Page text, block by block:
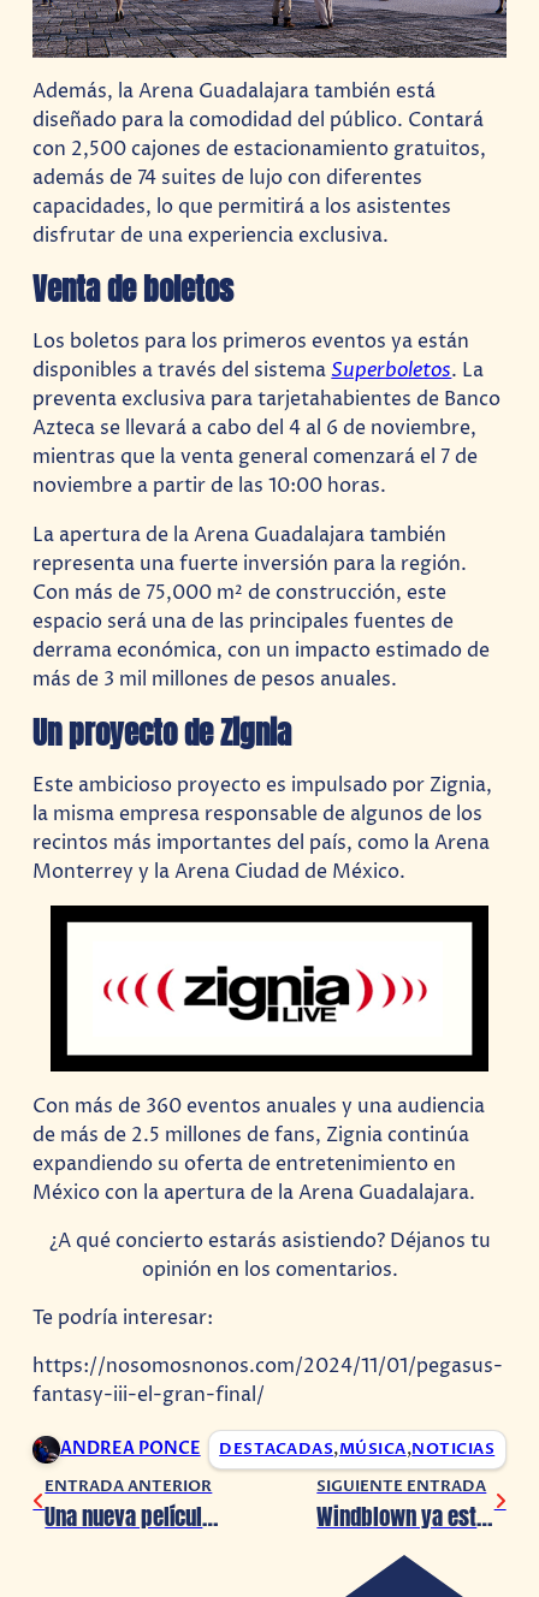
Además, la Arena Guadalajara también está
diseñado para la comodidad del público. Contará
con 2,500 cajones de estacionamiento gratuitos,
además de 74 suites de lujo con diferentes
capacidades, lo que permitirá a los asistentes
disfrutar de una experiencia exclusiva.
Venta de boletos
Los boletos para los primeros eventos ya están
disponibles a través del sistemaSuperboletos. La
preventa exclusiva para tarjetahabientes de Banco
Azteca se llevará a cabo del 4 al 6 de noviembre,
mientras que la venta general comenzará el 7 de
noviembre a partir de las 10:00 horas.
La apertura de la Arena Guadalajara también
representa una fuerte inversión para la región.
Con más de 75,000 m² de construcción, este
espacio será una de las principales fuentes de
derrama económica, con un impacto estimado de
más de 3 mil millones de pesos anuales.
Un proyecto de Zignia
Este ambicioso proyecto es impulsado por Zignia,
la misma empresa responsable de algunos de los
recintos más importantes del país, como la Arena
Monterrey y la Arena Ciudad de México.
Con más de 360 eventos anuales y una audiencia
de más de 2.5 millones de fans, Zignia continúa
expandiendo su oferta de entretenimiento en
México con la apertura de la Arena Guadalajara.
¿A qué concierto estarás asistiendo? Déjanos tu
opinión en los comentarios.
Te podría interesar:
https://nosomosnonos.com/2024/11/01/pegasus-
fantasy-iii-el-gran-final/
ANDREA PONCE DESTACADAS,MÚSICA,NOTICIAS
ENTRADA ANTERIOR
Una nueva película de The House of the Dead ha sido anunciada
SIGUIENTE ENTRADA
Windblown ya está disponible en acceso anticipado de Steam